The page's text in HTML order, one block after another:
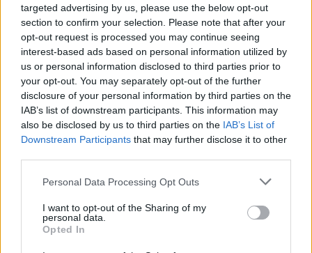
targeted advertising by us, please use the below opt-out
section to confirm your selection. Please note that after your
opt-out request is processed you may continue seeing
interest-based ads based on personal information utilized by
us or personal information disclosed to third parties prior to
your opt-out. You may separately opt-out of the further
disclosure of your personal information by third parties on the
IAB’s list of downstream participants. This information may
also be disclosed by us to third parties on the IAB’s List of
Downstream Participants that may further disclose it to other
Personal Data Processing Opt Outs
I want to opt-out of the Sharing of my
personal data.
Opted In
nedideliais kubeliais (apie 1–1,5 cm).
Svarbu, kad sviestas būtų tiesiai iš
šaldytuvo – tai būtina, kad trupiniai būtų
trapūs, o ne minkšti.
Sutrinkite iki trupinių: Pirštų galiukais arba
konditeriniu trintuvu (peiliu–šakute ar
kol masė taps grublėta, panaši į smėlį.
Netinka ilgai trinti delnais – rankų šiluma
išlydys sviestą ir tešla taps vientisa, o ne
trupanti.